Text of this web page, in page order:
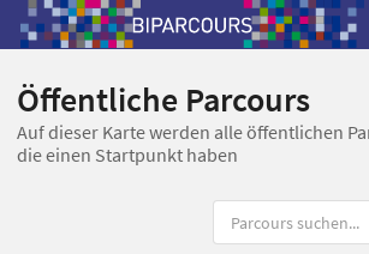
Öffentliche Parcours
Auf dieser Karte werden alle öffentlichen
die einen Startpunkt haben